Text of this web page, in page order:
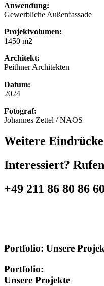
Anwendung:
Gewerbliche Außenfassade
Projektvolumen:
1450 m2
Architekt:
Peithner Architekten
Datum:
2024
Fotograf:
Johannes Zettel / NAOS
Weitere
Interessiert?
+49 211 86 80 86 60
Portfolio: Unsere
Portfolio:
Unsere Projekte